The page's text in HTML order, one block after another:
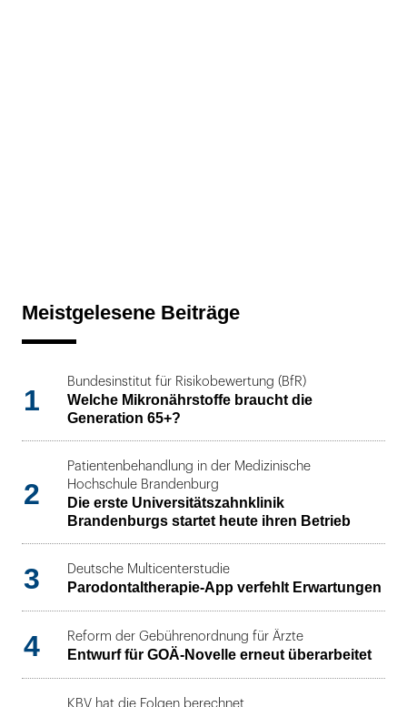
Meistgelesene Beiträge
1
Bundesinstitut für Risikobewertung (BfR)
Welche Mikronährstoffe braucht die
Generation 65+?
2
Patientenbehandlung in der Medizinische
Hochschule Brandenburg
Die erste Universitätszahnklinik
Brandenburgs startet heute ihren Betrieb
3 Deutsche Multicenterstudie
Parodontaltherapie-App verfehlt Erwartungen
4 Reform der Gebührenordnung für Ärzte
Entwurf für GOÄ-Novelle erneut überarbeitet
KBV hat die Folgen berechnet